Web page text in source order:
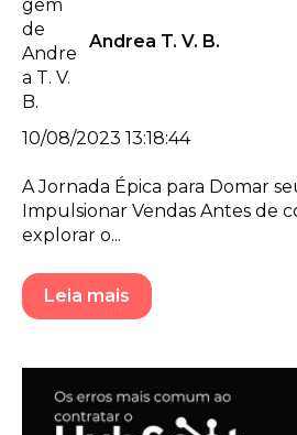
Andrea T. V. B.
10/08/2023 13:18:44
A Jornada Épica para Domar
Impulsionar Vendas Antes de
explorar o...
Leia mais